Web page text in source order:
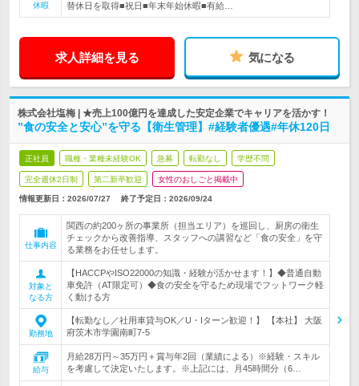
休暇
替休日を取得■祝日■年末年始休暇■有給…
求人詳細を見る 気になる
株式会社塩梅 | ★売上100億円を達成した安定企業でキャリアを活かす！
”食の安全と安心”を守る【衛生管理】#経験者優遇#年休120日
正社員 職種・業種未経験OK 急募 転勤なし 学歴不問
完全週休2日制 第二新卒歓迎 女性のおしごと掲載中
情報更新日：2026/07/27 終了予定日： 2026/09/24
仕事内容
関西の約200ヶ所の事業所（担当エリア）を巡回し、厨房の衛生
チェックから改善指導、スタッフへの講習など「食の安全」を守
る業務をお任せします。
対象と
なる方
【HACCPやISO22000の知識・経験が活かせます！】◆普通自動
車免許（AT限定可）◆食の安全を守るため現場でフットワーク軽
く動ける方
勤務地
【転勤なし／社用車貸与OK／U・Iターン歓迎！】 【本社】 大阪
府茨木市学園南町7-5
給与
月給28万円～35万円＋賞与年2回（業績による）※経験・スキル
を考慮して決定いたします。※上記には、月45時間分（6…